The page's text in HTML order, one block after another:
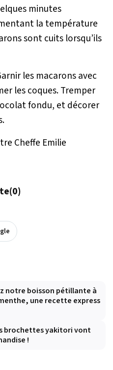
minutes
la température
sont cuits lorsqu’ils
les macarons avec
les coques. Tremper
fondu, et décorer
Cheffe Emilie
(0)
notre boisson pétillante à
une recette express
brochettes yakitori vont
!